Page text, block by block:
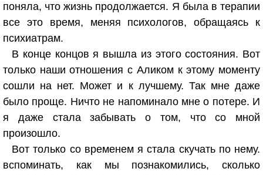
поняла, что жизнь продолжается. Я была в терапии
все это время, меняя психологов, обращаясь к
психиатрам.
В конце концов я вышла из этого состояния. Вот
только наши отношения с Аликом к этому моменту
сошли на нет. Может и к лучшему. Так мне даже
было проще. Ничто не напоминало мне о потере. И
я даже стала забывать о том, что со мной
произошло.
Вот только со временем я стала скучать по нему.
вспоминать, как мы познакомились, сколько